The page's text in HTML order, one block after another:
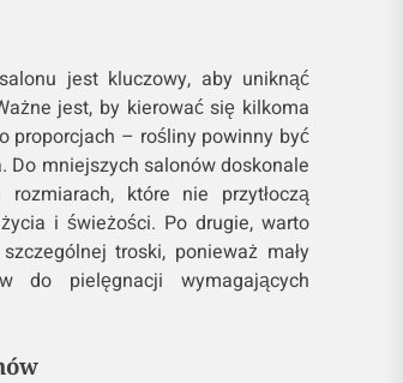
jest kluczowy, aby uniknąć
jest, by kierować się kilkoma
proporcjach – rośliny powinny być
mniejszych salonów doskonale
które nie przytłoczą
i świeżości. Po drugie, warto
troski, ponieważ mały
do pielęgnacji wymagających